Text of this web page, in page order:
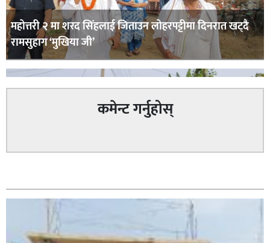
महोत्तरी २ मा शरद सिंहलाई जिताउन लोहरपट्टीमा दिनरात खट्दै
रामसुहाग ‘मुखिया जी’
कमेन्ट गर्नुहोस्